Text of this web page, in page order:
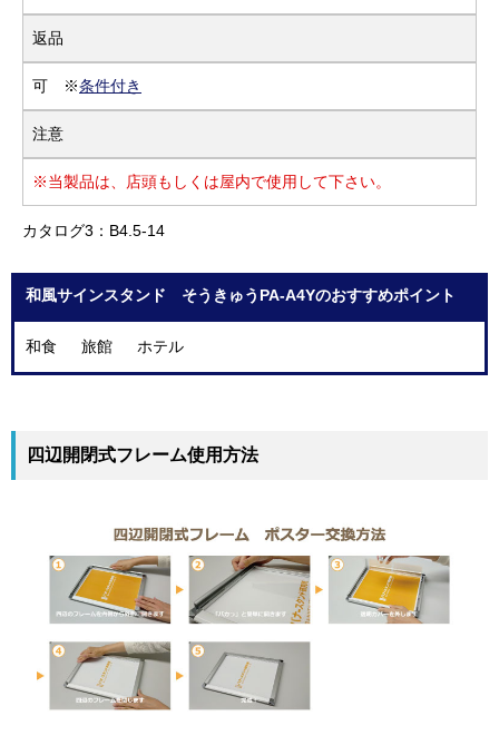
返品
可 ※条件付き
注意
※当製品は、店頭もしくは屋内で使用して下さい。
カタログ3：B4.5-14
和風サインスタンド そうきゅうPA-A4Yのおすすめポイント
和食 旅館 ホテル
四辺開閉式フレーム使用方法